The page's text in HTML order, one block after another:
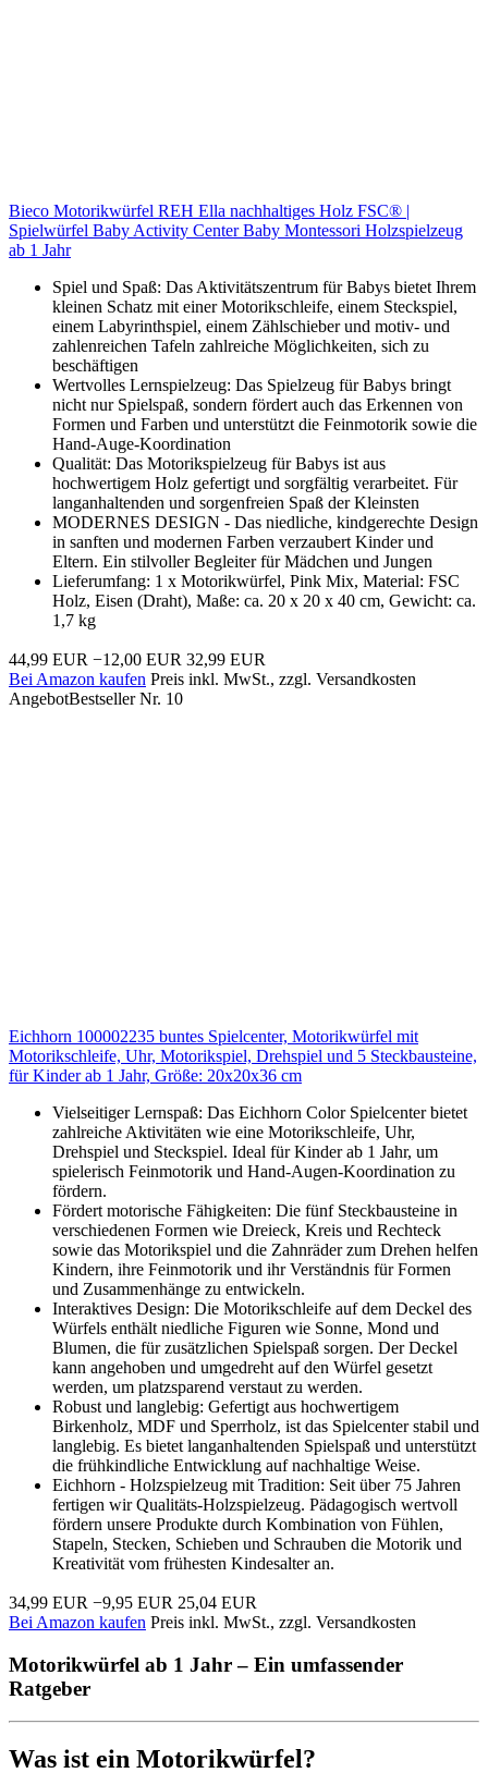
Bieco Motorikwürfel REH Ella nachhaltiges Holz FSC® |
Spielwürfel Baby Activity Center Baby Montessori Holzspielzeug
ab 1 Jahr
Spiel und Spaß: Das Aktivitätszentrum für Babys bietet Ihrem
kleinen Schatz mit einer Motorikschleife, einem Steckspiel,
einem Labyrinthspiel, einem Zählschieber und motiv- und
zahlenreichen Tafeln zahlreiche Möglichkeiten, sich zu
beschäftigen
Wertvolles Lernspielzeug: Das Spielzeug für Babys bringt
nicht nur Spielspaß, sondern fördert auch das Erkennen von
Formen und Farben und unterstützt die Feinmotorik sowie die
Hand-Auge-Koordination
Qualität: Das Motorikspielzeug für Babys ist aus
hochwertigem Holz gefertigt und sorgfältig verarbeitet. Für
langanhaltenden und sorgenfreien Spaß der Kleinsten
MODERNES DESIGN - Das niedliche, kindgerechte Design
in sanften und modernen Farben verzaubert Kinder und
Eltern. Ein stilvoller Begleiter für Mädchen und Jungen
Lieferumfang: 1 x Motorikwürfel, Pink Mix, Material: FSC
Holz, Eisen (Draht), Maße: ca. 20 x 20 x 40 cm, Gewicht: ca.
1,7 kg
44,99 EUR −12,00 EUR 32,99 EUR
Bei Amazon kaufen Preis inkl. MwSt., zzgl. Versandkosten
AngebotBestseller Nr. 10
Eichhorn 100002235 buntes Spielcenter, Motorikwürfel mit
Motorikschleife, Uhr, Motorikspiel, Drehspiel und 5 Steckbausteine,
für Kinder ab 1 Jahr, Größe: 20x20x36 cm
Vielseitiger Lernspaß: Das Eichhorn Color Spielcenter bietet
zahlreiche Aktivitäten wie eine Motorikschleife, Uhr,
Drehspiel und Steckspiel. Ideal für Kinder ab 1 Jahr, um
spielerisch Feinmotorik und Hand-Augen-Koordination zu
fördern.
Fördert motorische Fähigkeiten: Die fünf Steckbausteine in
verschiedenen Formen wie Dreieck, Kreis und Rechteck
sowie das Motorikspiel und die Zahnräder zum Drehen helfen
Kindern, ihre Feinmotorik und ihr Verständnis für Formen
und Zusammenhänge zu entwickeln.
Interaktives Design: Die Motorikschleife auf dem Deckel des
Würfels enthält niedliche Figuren wie Sonne, Mond und
Blumen, die für zusätzlichen Spielspaß sorgen. Der Deckel
kann angehoben und umgedreht auf den Würfel gesetzt
werden, um platzsparend verstaut zu werden.
Robust und langlebig: Gefertigt aus hochwertigem
Birkenholz, MDF und Sperrholz, ist das Spielcenter stabil und
langlebig. Es bietet langanhaltenden Spielspaß und unterstützt
die frühkindliche Entwicklung auf nachhaltige Weise.
Eichhorn - Holzspielzeug mit Tradition: Seit über 75 Jahren
fertigen wir Qualitäts-Holzspielzeug. Pädagogisch wertvoll
fördern unsere Produkte durch Kombination von Fühlen,
Stapeln, Stecken, Schieben und Schrauben die Motorik und
Kreativität vom frühesten Kindesalter an.
34,99 EUR −9,95 EUR 25,04 EUR
Bei Amazon kaufen Preis inkl. MwSt., zzgl. Versandkosten
Motorikwürfel ab 1 Jahr – Ein umfassender
Ratgeber
Was ist ein Motorikwürfel?